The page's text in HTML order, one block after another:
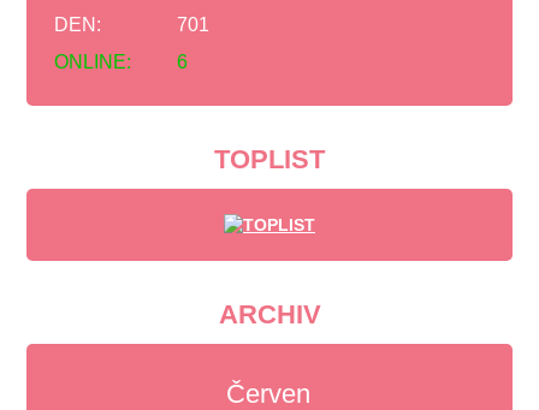
ONLINE: 6
DEN:
701
TOPLIST
ARCHIV
Červen